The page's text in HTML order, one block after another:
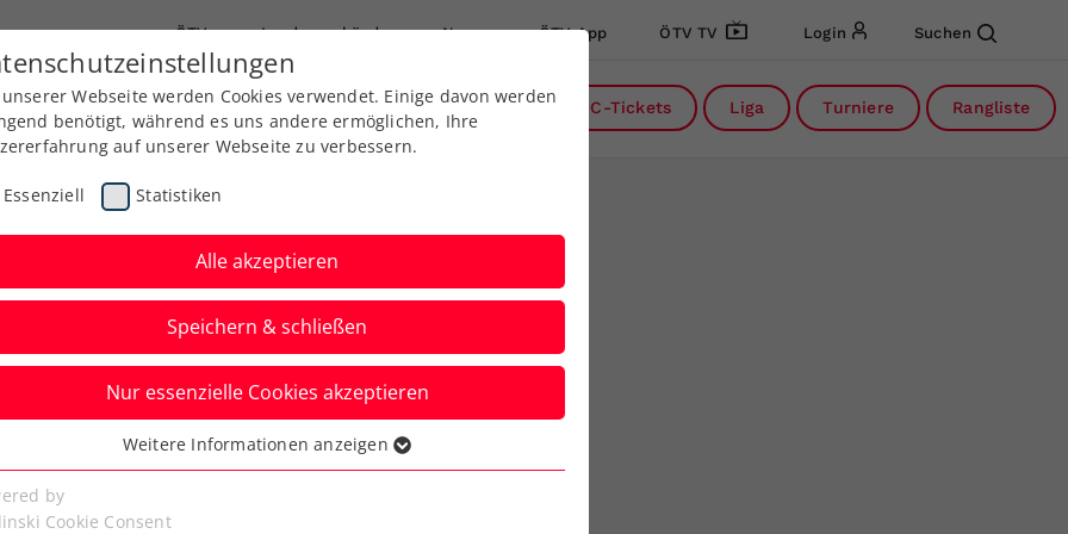
ÖTV Landesverbände News ÖTV App ÖTV TV Login Suchen
Ausbildung Services Über uns DC-Tickets Liga Turniere Rangliste
der
Conference 2025
Webseite werden Cookies verwendet. Einige davon werden
benötigt, während es uns andere ermöglichen, Ihre
auf unserer Webseite zu verbessern.
Essenziell Statistiken
Alle akzeptieren
Speichern & schließen
Nur essenzielle Cookies akzeptieren
Cookies werden für grundlegende Funktionen der
benötigt. Dadurch ist gewährleistet, dass die Webseite
Weitere Informationen anzeigen
by
Cookie Consent